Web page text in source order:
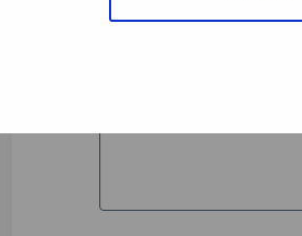
Volledige omschrijving*